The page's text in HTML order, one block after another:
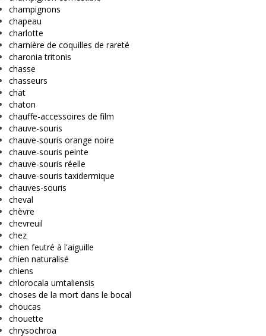
champignons
chapeau
charlotte
charnière de coquilles de rareté
charonia tritonis
chasse
chasseurs
chat
chaton
chauffe-accessoires de film
chauve-souris
chauve-souris orange noire
chauve-souris peinte
chauve-souris réelle
chauve-souris taxidermique
chauves-souris
cheval
chèvre
chevreuil
chez
chien feutré à l'aiguille
chien naturalisé
chiens
chlorocala umtaliensis
choses de la mort dans le bocal
choucas
chouette
chrysochroa